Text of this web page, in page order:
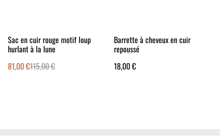
%
Sac en cuir rouge motif loup
hurlant à la lune
81,00 €115,00 €
Barrette à cheveux en cuir
repoussé
18,00 €